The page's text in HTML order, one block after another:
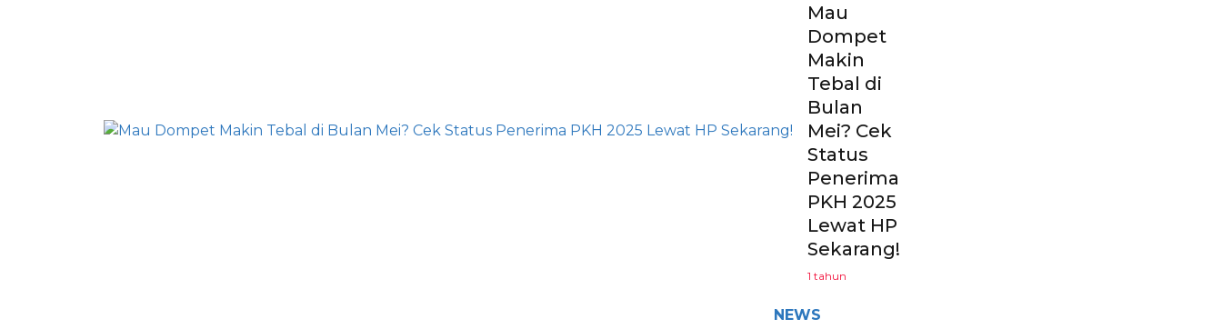
Mau
Dompet
Makin
Tebal di
Bulan
Mei? Cek
Status
Penerima
PKH 2025
Lewat HP
Sekarang!
1 tahun
NEWS